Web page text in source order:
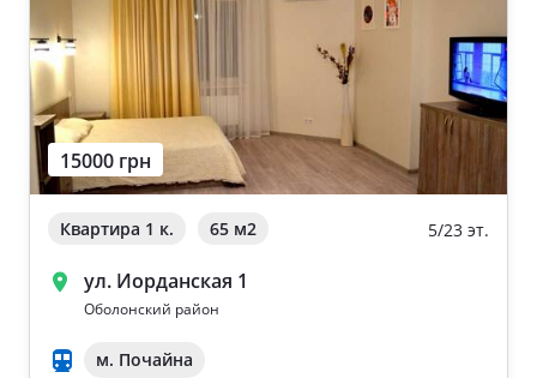
15000 грн
Квартира 1 к. 65 м2 5/23 эт.
ул. Иорданская 1
Оболонский район
м. Почайна